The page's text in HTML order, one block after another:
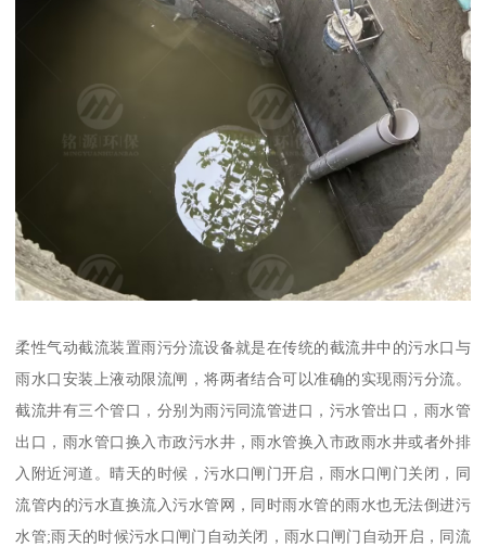
柔性气动截流装置雨污分流设备就是在传统的截流井中的污水口与
雨水口安装上液动限流闸，将两者结合可以准确的实现雨污分流。
截流井有三个管口，分别为雨污同流管进口，污水管出口，雨水管
出口，雨水管口换入市政污水井，雨水管换入市政雨水井或者外排
入附近河道。晴天的时候，污水口闸门开启，雨水口闸门关闭，同
流管内的污水直换流入污水管网，同时雨水管的雨水也无法倒进污
水管;雨天的时候污水口闸门自动关闭，雨水口闸门自动开启，同流